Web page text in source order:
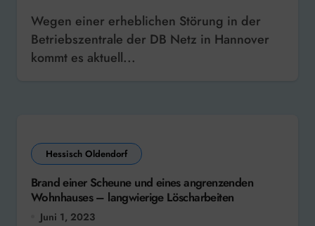
Wegen einer erheblichen Störung in der
Betriebszentrale der DB Netz in Hannover
kommt es aktuell...
Hessisch Oldendorf
Brand einer Scheune und eines angrenzenden
Wohnhauses – langwierige Löscharbeiten
Juni 1, 2023